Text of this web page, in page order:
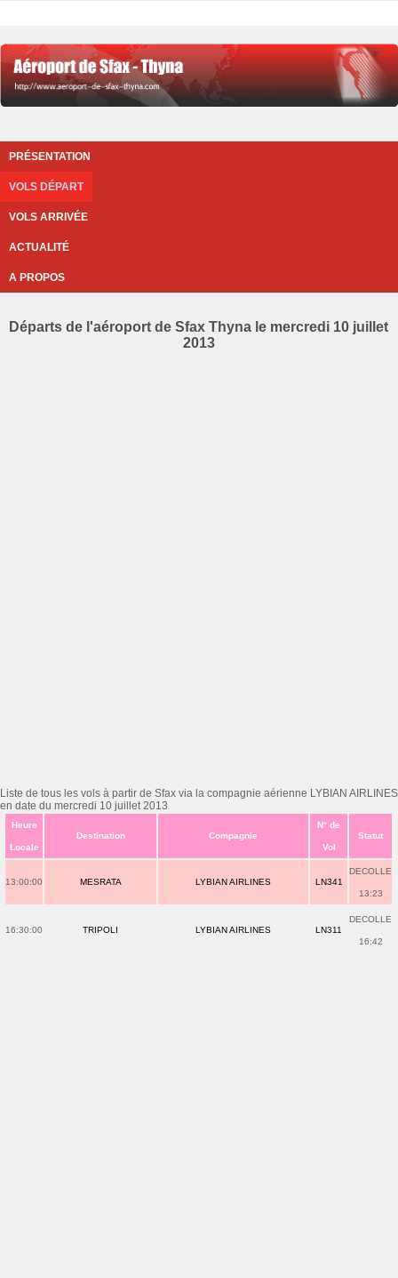
PRÉSENTATION
VOLS DÉPART
VOLS ARRIVÉE
ACTUALITÉ
A PROPOS
Départs de l'aéroport de Sfax Thyna le mercredi 10 juillet
2013
Liste de tous les vols à partir de Sfax via la compagnie aérienne LYBIAN AIRLINES
en date du mercredi 10 juillet 2013
Heure
Locale
Destination Compagnie
N° de
Vol
Statut
13:00:00 MESRATA LYBIAN AIRLINES LN341
DECOLLE
13:23
16:30:00 TRIPOLI LYBIAN AIRLINES LN311
DECOLLE
16:42